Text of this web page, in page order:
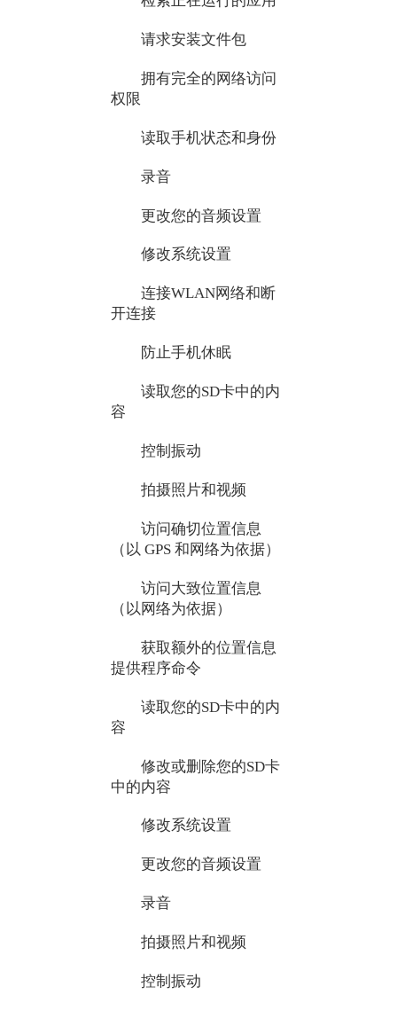
请求安装文件包
拥有完全的网络访问
权限
读取手机状态和身份
录音
更改您的音频设置
修改系统设置
连接WLAN网络和断
开连接
防止手机休眠
读取您的SD卡中的内
容
控制振动
拍摄照片和视频
访问确切位置信息
（以 GPS 和网络为依据）
访问大致位置信息
（以网络为依据）
获取额外的位置信息
提供程序命令
读取您的SD卡中的内
容
修改或删除您的SD卡
中的内容
修改系统设置
更改您的音频设置
录音
拍摄照片和视频
控制振动